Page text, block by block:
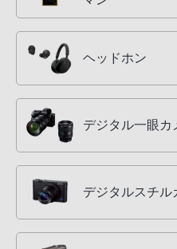
ヘッドホン
デジタル一眼カ
デジタルスチル